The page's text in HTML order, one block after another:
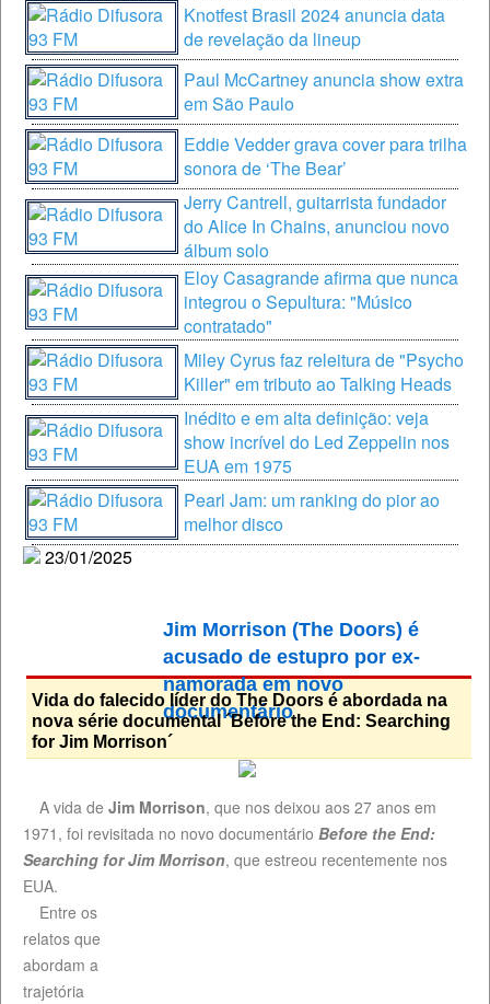
Knotfest Brasil 2024 anuncia data
de revelação da lineup
Paul McCartney anuncia show extra
em São Paulo
Eddie Vedder grava cover para trilha
sonora de ‘The Bear’
Jerry Cantrell, guitarrista fundador
do Alice In Chains, anunciou novo
álbum solo
Eloy Casagrande afirma que nunca
integrou o Sepultura: "Músico
contratado"
Miley Cyrus faz releitura de "Psycho
Killer" em tributo ao Talking Heads
Inédito e em alta definição: veja
show incrível do Led Zeppelin nos
EUA em 1975
Pearl Jam: um ranking do pior ao
melhor disco
23/01/2025
Jim Morrison (The Doors) é
acusado de estupro por ex-
namorada em novo
documentário
Vida do falecido líder do The Doors é abordada na
nova série documental ´Before the End: Searching
for Jim Morrison´
A vida de Jim Morrison, que nos deixou aos 27 anos em
1971, foi revisitada no novo documentário Before the End:
Searching for Jim Morrison, que estreou recentemente nos
EUA.
Entre os
relatos que
abordam a
trajetória